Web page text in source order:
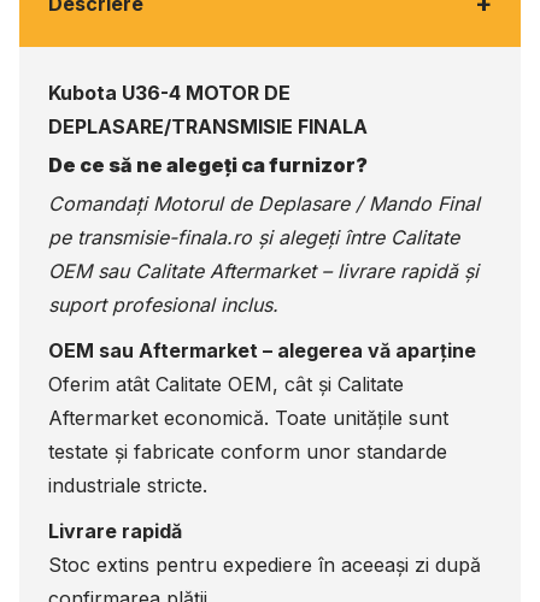
Kubota U36-4 MOTOR DE
DEPLASARE/TRANSMISIE FINALA
De ce să ne alegeți ca furnizor?
Comandați Motorul de Deplasare / Mando Final
pe transmisie-finala.ro și alegeți între Calitate
OEM sau Calitate Aftermarket – livrare rapidă și
suport profesional inclus.
OEM sau Aftermarket – alegerea vă aparține
Oferim atât Calitate OEM, cât și Calitate
Aftermarket economică. Toate unitățile sunt
testate și fabricate conform unor standarde
industriale stricte.
Livrare rapidă
Stoc extins pentru expediere în aceeași zi după